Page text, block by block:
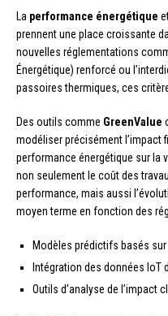
La performance énergétique
prennent une place croissante
nouvelles réglementations
Énergétique) renforcé ou
passoires thermiques, ces
Des outils comme GreenValue
modéliser précisément l’impact
performance énergétique sur la
non seulement le coût des
performance, mais aussi
moyen terme en fonction des
Modèles prédictifs basés sur
Intégration des données IoT
Outils d’analyse de l’impact